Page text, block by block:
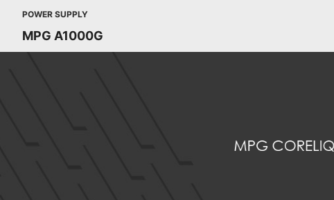
POWER SUPPLY
MPG A1000G